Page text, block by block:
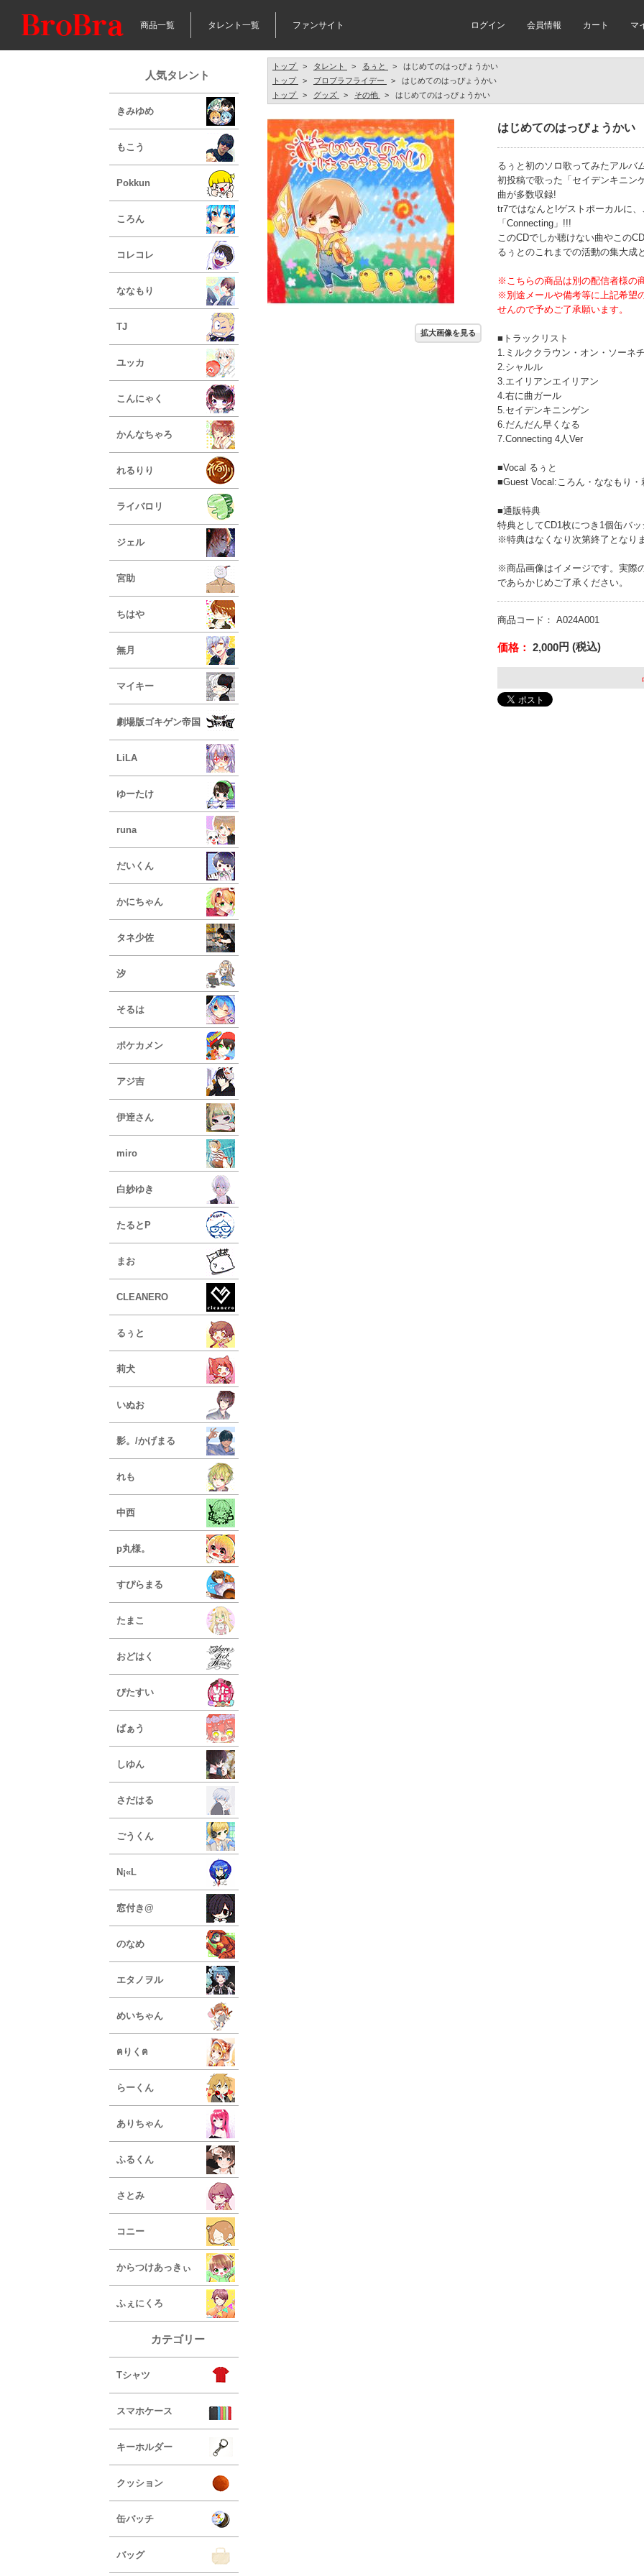
商品一覧 タレント一覧 ファンサイト ログイン 会員情報 カート マ
人気タレント
きみゆめ
もこう
Pokkun
ころん
コレコレ
ななもり
TJ
ユッカ
こんにゃく
かんなちゃろ
れるりり
ライバロリ
ジェル
宮助
ちはや
無月
マイキー
劇場版ゴキゲン帝国
LiLA
ゆーたけ
runa
だいくん
かにちゃん
タネ少佐
汐
そるは
ポケカメン
アジ吉
伊逹さん
miro
白妙ゆき
たるとP
まお
CLEANERO
るぅと
莉犬
いぬお
影。/かげまる
れも
中西
p丸様。
すぴらまる
たまこ
おどはく
びたすい
ばぁう
しゆん
さだはる
ごうくん
N¡«L
窓付き@
のなめ
エタノヲル
めいちゃん
ฅりくฅ
らーくん
ありちゃん
ふるくん
さとみ
コニー
からつけあっきぃ
ふぇにくろ
カテゴリー
Tシャツ
スマホケース
キーホルダー
クッション
缶バッチ
バッグ
トップ > タレント > るぅと >
はじめてのはっぴょうかい
トップ
> ブロブラフライデー >
はじめてのはっぴょうかい
トップ
> グッズ > その他 > はじめてのはっぴょうかい
拡大画像を見る
はじめてのはっぴょうかい
るぅと初のソロ歌ってみたアルバ
初投稿で歌った「セイデンキニン
曲が多数収録!
tr7ではなんと!ゲストポーカルに
「Connecting」!!!
このCDでしか聴けない曲やこの
るぅとのこれまでの活動の集大成
※こちらの商品は別の配信者様の
※別途メールや備考等に上記希望
せんので予めご了承願います。
■トラックリスト
1.ミルククラウン・オン・ソーネ
2.シャルル
3.エイリアンエイリアン
4.右に曲ガール
5.セイデンキニンゲン
6.だんだん早くなる
7.Connecting 4人Ver
■Vocal るぅと
■Guest Vocal:ころん・ななもり・
■通販特典
特典としてCD1枚につき1個缶バ
※特典はなくなり次第終了となり
※商品画像はイメージです。実際
であらかじめご了承ください。
商品コード： A024A001
価格： 2,000円 (税込)